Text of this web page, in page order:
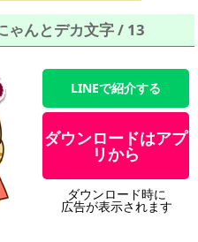
ゃんとデカ文字 / 13
LINEで紹介する
ダウンロードはアプ
リから
ダウンロード時に
広告が表示されます